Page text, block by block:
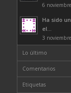
6
Ha sido
el...
3
Lo último
Comentarios
Etiquetas